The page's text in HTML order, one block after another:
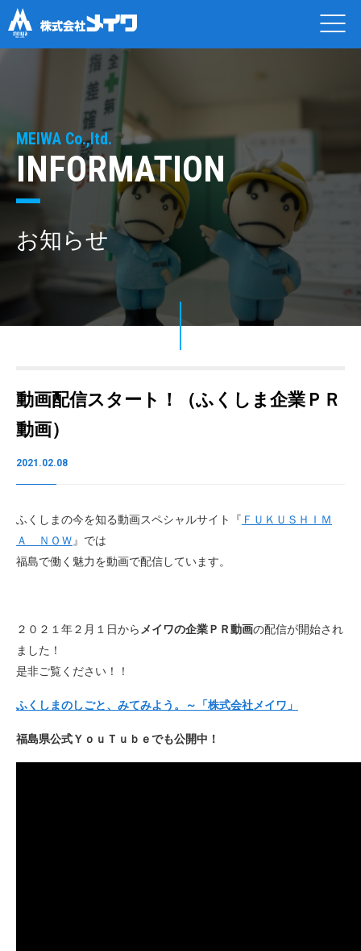
MEIWA Co.,ltd.
INFORMATION
お知らせ
動画配信スタート！（ふくしま企業ＰＲ
動画）
2021.02.08
ふくしまの今を知る動画スペシャルサイト『 ＦＵＫＵＳＨＩＭ
Ａ ＮＯＷ 』では
福島で働く魅力を動画で配信しています。
２０２１年２月１日から メイワの企業ＰＲ動画の配信が開始され
ました！
是非ご覧ください！！
ふくしまのしごと、みてみよう。～「株式会社メイワ」
福島県公式ＹｏｕＴｕｂｅでも公開中！